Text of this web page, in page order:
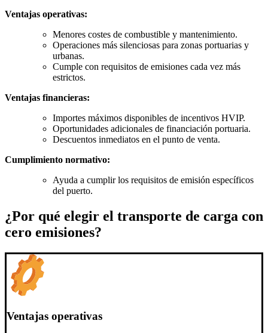
Ventajas operativas:
Menores costes de combustible y mantenimiento.
Operaciones más silenciosas para zonas portuarias y
urbanas.
Cumple con requisitos de emisiones cada vez más
estrictos.
Ventajas financieras:
Importes máximos disponibles de incentivos HVIP.
Oportunidades adicionales de financiación portuaria.
Descuentos inmediatos en el punto de venta.
Cumplimiento normativo:
Ayuda a cumplir los requisitos de emisión específicos
del puerto.
¿Por qué elegir el transporte de carga con
cero emisiones?
Ventajas operativas